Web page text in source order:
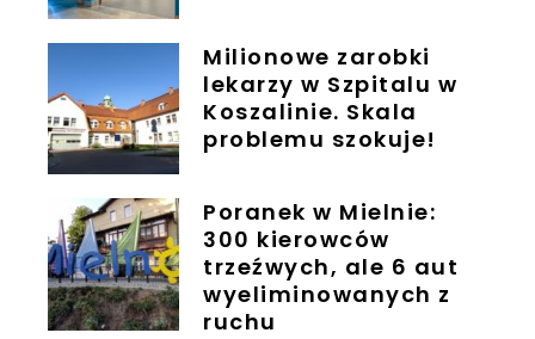
Milionowe zarobki
lekarzy w Szpitalu w
Koszalinie. Skala
problemu szokuje!
Poranek w Mielnie:
300 kierowców
trzeźwych, ale 6 aut
wyeliminowanych z
ruchu